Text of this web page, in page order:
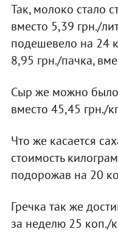
Так, молоко стало
вместо 5,39 грн./
подешевело на 24
8,95 грн./пачка,
Сыр же можно было
вместо 45,45 грн./
Что же касается
стоимость
подорожав на 20
Гречка так же
за неделю 25 коп./